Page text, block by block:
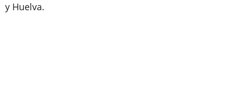
y Huelva.